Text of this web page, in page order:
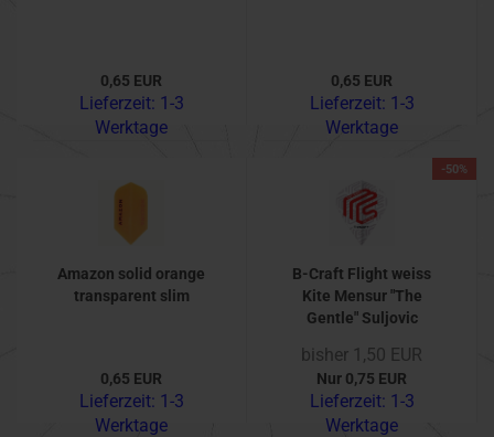
0,65 EUR
Lieferzeit: 1-3
Werktage
0,65 EUR
Lieferzeit: 1-3
Werktage
Amazon solid orange
transparent slim
0,65 EUR
Lieferzeit: 1-3
Werktage
-50%
B-Craft Flight weiss
Kite Mensur "The
Gentle" Suljovic
bisher 1,50 EUR
Nur 0,75 EUR
Lieferzeit: 1-3
Werktage